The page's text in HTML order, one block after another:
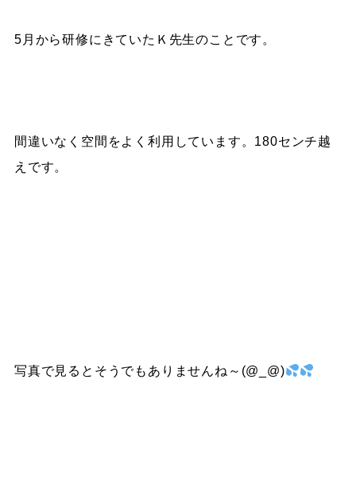
5月から研修にきていたＫ先生のことです。
間違いなく空間をよく利用しています。180センチ越
えです。
写真で見るとそうでもありませんね～(@_@)